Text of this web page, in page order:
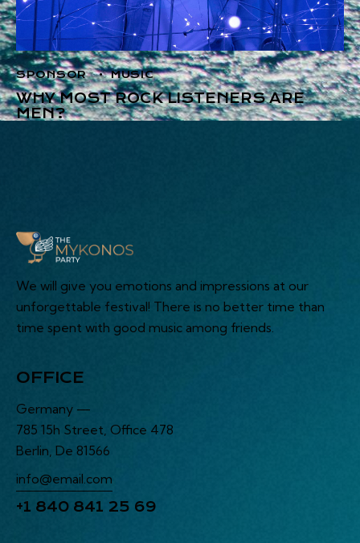
SPONSOR MUSIC
WHY MOST ROCK LISTENERS ARE
MEN?
We will give you emotions and impressions at our
unforgettable festival! There is no better time than
time spent with good music among friends.
OFFICE
Germany —
785 15h Street, Office 478
Berlin, De 81566
info@email.com
+1 840 841 25 69